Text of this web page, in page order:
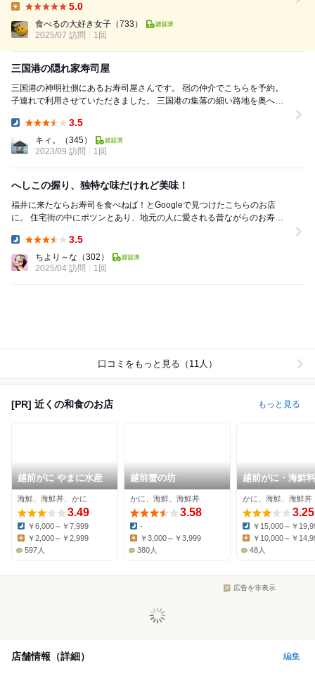
司を一貫一貫 カウンターで食べながら 大将のお話が聞けるとか最高す
ぎ...
5.0
食べるの大好き女子 （733）
2025/07 訪問
1回
三国港の隠れ家寿司屋
三国港の神明社側にあるお寿司屋さんです。 宿の仲介でこちらを予約。
子連れで利用させていただきました。 三国港の集落の細い路地を奥へ奥
3.5
キィ。
（345）
2023/09 訪問
1回
へしこの握り、独特な味だけれど美味！
福井に来たならお寿司を食べねば！とGoogleで見つけたこちらのお店
に。 住宅街の中にポツンとあり、地元の人に愛される昔ながらのお寿司
3.5
ちより～な （302）
2025/04 訪問
1回
口コミをもっと見る（11人）
[PR] 近くの和食のお店 もっと見る
越前がに やまに水産
海鮮、海鮮丼、かに
3.49
Dinner:
￥6,000～￥7,999
￥2,000～￥2,999
597人
越前蟹の坊
かに、海鮮、海鮮丼
3.58
Dinner:
-
￥3,000～￥3,999
380人
越前がに・海鮮
門店 みくに隠居
かに、海鮮、海鮮丼
3.25
Dinner:
￥15,000～￥
Lunch:
￥10,000～￥
48人
広告を非表示
店舗情報（詳細） 編集